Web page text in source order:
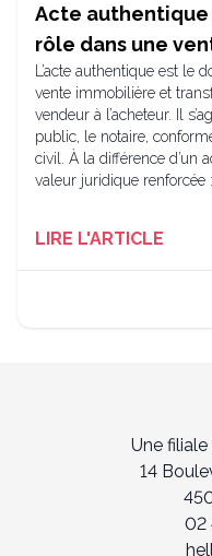
Acte
rôle dans une
L’acte authentique est
vente immobilière et
vendeur à l’acheteur. Il
public, le notaire,
civil. À la différence d’un
valeur juridique renforcée
LIRE L'ARTICLE
Une
14
02